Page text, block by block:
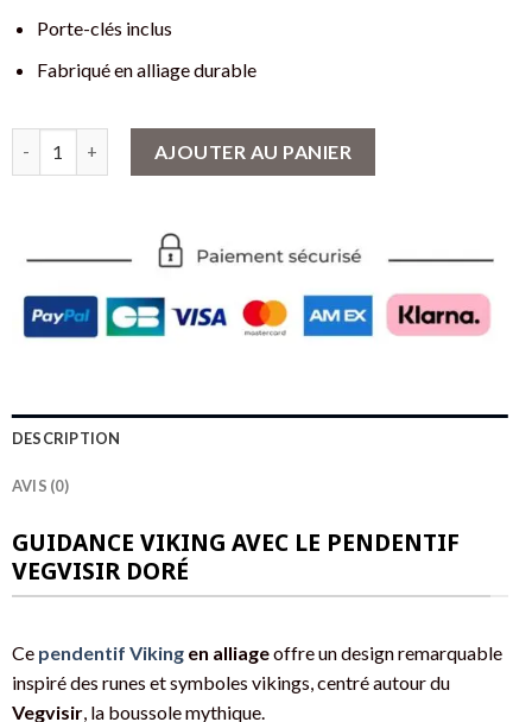
Porte-clés inclus
Fabriqué en alliage durable
AJOUTER AU PANIER
DESCRIPTION
AVIS (0)
GUIDANCE VIKING AVEC LE PENDENTIF
VEGVISIR DORÉ
Ce pendentif Vikingen alliageoffre un design remarquable
inspiré des runes et symboles vikings, centré autour du
Vegvisir, la boussole mythique.